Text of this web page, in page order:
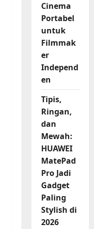
Cinema
Portabel
untuk
Filmmak
er
Independ
en
Tipis,
Ringan,
dan
Mewah:
HUAWEI
MatePad
Pro Jadi
Gadget
Paling
Stylish di
2026